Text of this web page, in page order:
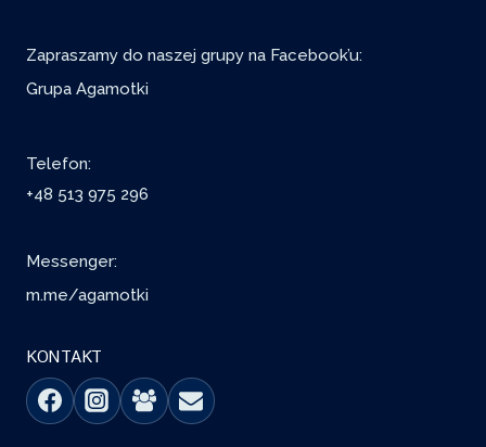
Zapraszamy do naszej grupy na Facebook’u:
Grupa Agamotki
Telefon:
+48 513 975 296
Messenger:
m.me/agamotki
KONTAKT